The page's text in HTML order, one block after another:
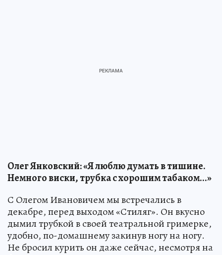
Олег Янковский: «Я люблю думать в тишине.
Немного виски, трубка с хорошим табаком...»
С Олегом Ивановичем мы встречались в
декабре, перед выходом «Стиляг». Он вкусно
дымил трубкой в своей театральной гримерке,
удобно, по-домашнему закинув ногу на ногу.
Не бросил курить он даже сейчас, несмотря на